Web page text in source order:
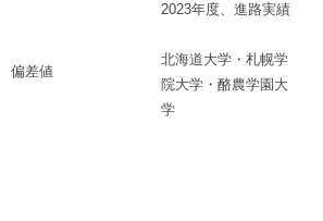
偏差値
2023年度、進路実績
北海道大学・札幌学
院大学・酪農学園大
学